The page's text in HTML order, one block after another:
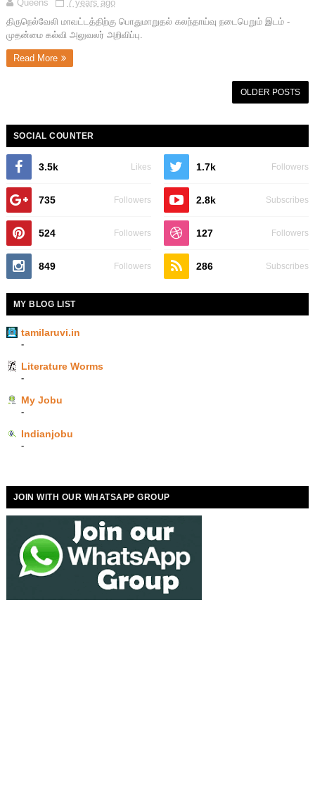
Queens
7 years ago
திருநெல்வேலி மாவட்டத்திற்கு பொதுமாறுதல் கலந்தாய்வு நடைபெறும் இடம் -
முதன்மை கல்வி அலுவலர் அறிவிப்பு.
Read More
OLDER POSTS
SOCIAL COUNTER
3.5k Likes 1.7k Followers
735 Followers 2.8k Subscribes
524 Followers 127 Followers
849 Followers 286 Subscribes
MY BLOG LIST
tamilaruvi.in
-
Literature Worms
-
My Jobu
-
Indianjobu
-
JOIN WITH OUR WHATSAPP GROUP